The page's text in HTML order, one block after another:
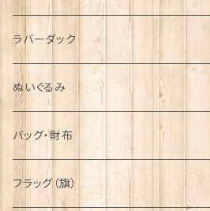
シンボル
ラバーダック
ぬいぐるみ
バッグ・財布
フラッグ（旗）